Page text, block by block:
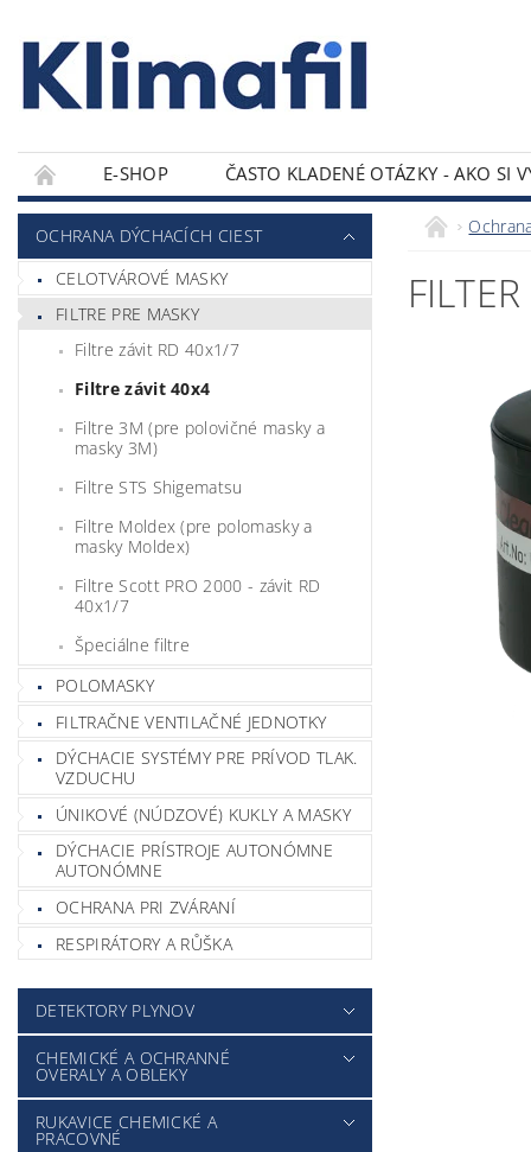
E-SHOP
ČASTO KLADENÉ OTÁZKY - AKO SI
KONTAKTY
OCHRANA DÝCHACÍCH CIEST
CELOTVÁROVÉ MASKY
FILTRE PRE MASKY
Filtre závit RD 40x1/7
Filtre závit 40x4
Filtre 3M (pre polovičné masky a
masky 3M)
Filtre STS Shigematsu
Filtre Moldex (pre polomasky a
masky Moldex)
Filtre Scott PRO 2000 - závit RD
40x1/7
Špeciálne filtre
POLOMASKY
FILTRAČNE VENTILAČNÉ JEDNOTKY
DÝCHACIE SYSTÉMY PRE PRÍVOD TLAK.
VZDUCHU
ÚNIKOVÉ (NÚDZOVÉ) KUKLY A MASKY
DÝCHACIE PRÍSTROJE AUTONÓMNE
AUTONÓMNE
OCHRANA PRI ZVÁRANÍ
RESPIRÁTORY A RŮŠKA
DETEKTORY PLYNOV
CHEMICKÉ A OCHRANNÉ
OVERALY A OBLEKY
RUKAVICE CHEMICKÉ A
PRACOVNÉ